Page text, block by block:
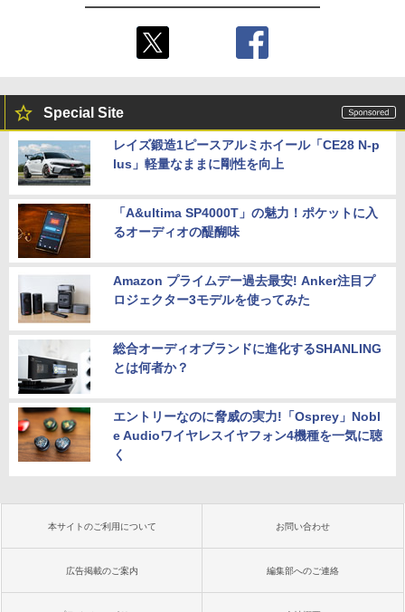
Special Site
レイズ鍛造1ピースアルミホイール「CE28 N-p
lus」軽量なままに剛性を向上
「A&ultima SP4000T」の魅力！ポケットに入
るオーディオの醍醐味
Amazon プライムデー過去最安! Anker注目プ
ロジェクター3モデルを使ってみた
総合オーディオブランドに進化するSHANLING
とは何者か？
エントリーなのに脅威の実力!「Osprey」Nobl
e Audioワイヤレスイヤフォン4機種を一気に聴
く
本サイトのご利用について お問い合わせ
広告掲載のご案内 編集部へのご連絡